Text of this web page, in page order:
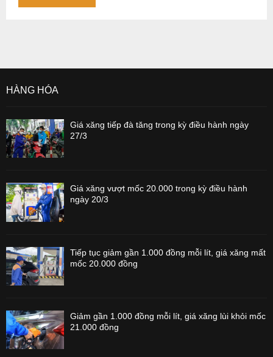
HÀNG HÓA
Giá xăng tiếp đà tăng trong kỳ điều hành ngày
27/3
Giá xăng vượt mốc 20.000 trong kỳ điều hành
ngày 20/3
Tiếp tục giảm gần 1.000 đồng mỗi lít, giá xăng mất
mốc 20.000 đồng
Giảm gần 1.000 đồng mỗi lít, giá xăng lùi khỏi mốc
21.000 đồng